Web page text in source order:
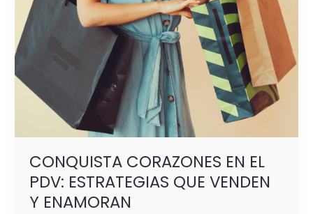
CONQUISTA CORAZONES EN EL
PDV: ESTRATEGIAS QUE VENDEN
Y ENAMORAN
ENAMORAN